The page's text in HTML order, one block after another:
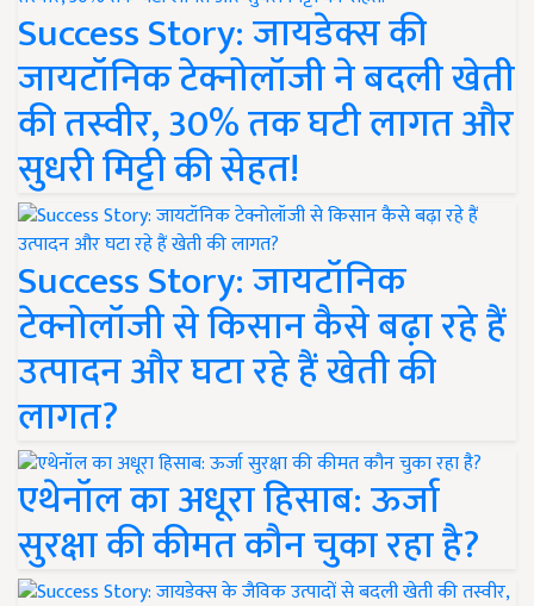
Success Story: जायडेक्स की
जायटॉनिक टेक्नोलॉजी ने बदली खेती
की तस्वीर, 30% तक घटी लागत और
सुधरी मिट्टी की सेहत!
Success Story: जायटॉनिक
टेक्नोलॉजी से किसान कैसे बढ़ा रहे हैं
उत्पादन और घटा रहे हैं खेती की
लागत?
एथेनॉल का अधूरा हिसाब: ऊर्जा
सुरक्षा की कीमत कौन चुका रहा है?